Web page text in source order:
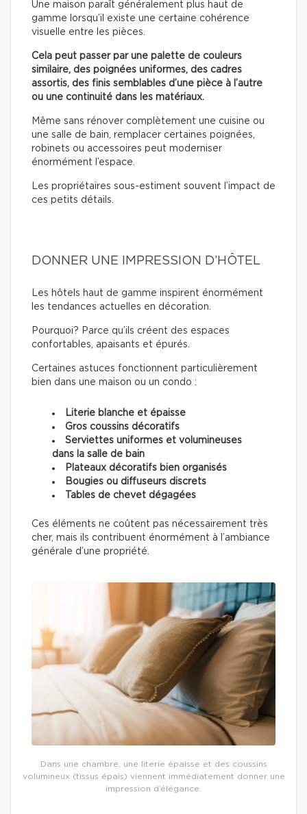
Une maison paraît généralement plus haut de
gamme lorsqu’il existe une certaine cohérence
visuelle entre les pièces.
Cela peut passer par une palette de couleurs
similaire, des poignées uniformes, des cadres
assortis, des finis semblables d’une pièce à l’autre
ou une continuité dans les matériaux.
Même sans rénover complètement une cuisine ou
une salle de bain, remplacer certaines poignées,
robinets ou accessoires peut moderniser
énormément l’espace.
Les propriétaires sous-estiment souvent l’impact de
ces petits détails.
DONNER UNE IMPRESSION D’HÔTEL
Les hôtels haut de gamme inspirent énormément
les tendances actuelles en décoration.
Pourquoi? Parce qu’ils créent des espaces
confortables, apaisants et épurés.
Certaines astuces fonctionnent particulièrement
bien dans une maison ou un condo :
Literie blanche et épaisse
Gros coussins décoratifs
Serviettes uniformes et volumineuses
dans la salle de bain
Plateaux décoratifs bien organisés
Bougies ou diffuseurs discrets
Tables de chevet dégagées
Ces éléments ne coûtent pas nécessairement très
cher, mais ils contribuent énormément à l’ambiance
générale d’une propriété.
Dans une chambre, une literie épaisse et des coussins
volumineux (tissus épais) viennent immédiatement donner une
impression d’élégance.